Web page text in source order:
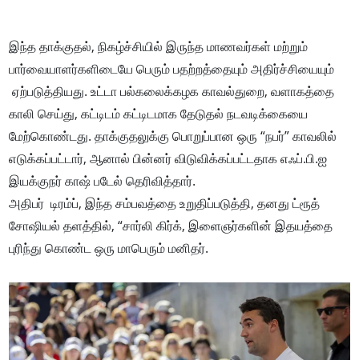
இந்த தாக்குதல், நிகழ்ச்சியில் இருந்த மாணவர்கள் மற்றும்
பார்வையாளர்களிடையே பெரும் பதற்றத்தையும் அதிர்ச்சியையும்
ஏற்படுத்தியது. உட்டா பல்கலைக்கழக காவல்துறை, வளாகத்தை
காலி செய்து, கட்டிடம் கட்டிடமாக தேடுதல் நடவடிக்கையை
மேற்கொண்டது. தாக்குதலுக்கு பொறுப்பான ஒரு “நபர்” காவலில்
எடுக்கப்பட்டார், ஆனால் பின்னர் விடுவிக்கப்பட்டதாக எஃப்.பி.ஐ
இயக்குநர் காஷ் படேல் தெரிவித்தார்.
அதிபர் டிரம்ப், இந்த சம்பவத்தை உறுதிப்படுத்தி, தனது ட்ரூத்
சோஷியல் தளத்தில், “சார்லி கிர்க், இளைஞர்களின் இதயத்தை
புரிந்து கொண்ட ஒரு மாபெரும் மனிதர்.